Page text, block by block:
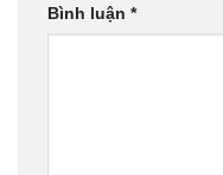
Bình luận *